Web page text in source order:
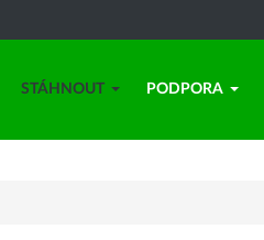
STÁHNOUT PODPORA